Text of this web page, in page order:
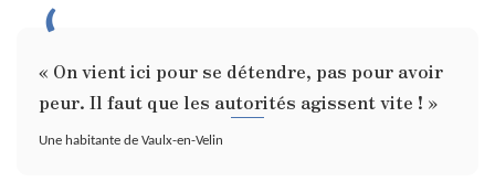
« On vient ici pour se détendre, pas pour avoir
peur. Il faut que les autorités agissent vite ! »
Une habitante de Vaulx-en-Velin